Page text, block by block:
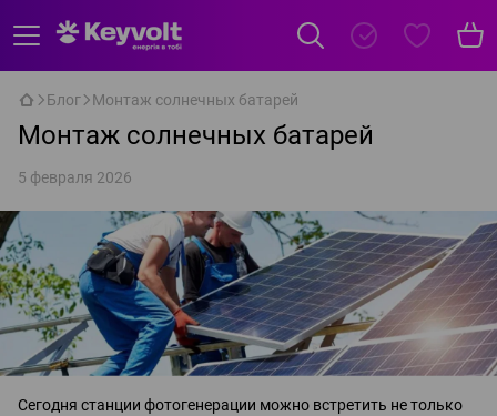
Блог Монтаж солнечных батарей
Монтаж солнечных батарей
5 февраля 2026
Сегодня станции фотогенерации можно встретить не только